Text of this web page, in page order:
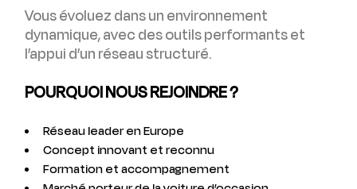
Vous évoluez dans un environnement
dynamique, avec des outils performants et
l’appui d’un réseau structuré.
POURQUOI NOUS REJOINDRE ?
Réseau leader en Europe
Concept innovant et reconnu
Formation et accompagnement